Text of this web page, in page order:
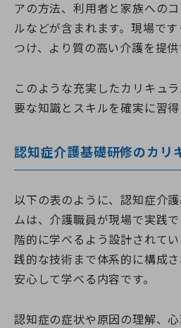
アの方法、利用者と家族への
ルなどが含まれます。現場で
つけ、より質の高い介護を提供
このような充実したカリキュ
要な知識とスキルを確実に習得
認知症介護基礎研修のカリ
以下の表のように、認知症介
ムは、介護職員が現場で実践
階的に学べるよう設計されて
践的な技術まで体系的に構成
安心して学べる内容です。
認知症の症状や原因の理解、